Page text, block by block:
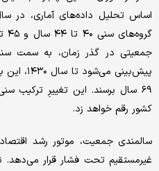
جمعیتی در گذر زمان، به سمت
۶۹ سال برسند. این تغییرِ ترکیب
کشور رقم خواهد زد.
سالمندی جمعیت، موتور رشد
غیرمستقیم تحت فشار قرار